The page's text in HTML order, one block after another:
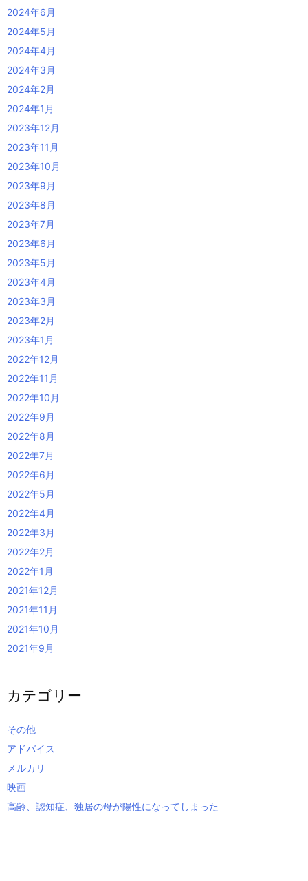
2024年6月
2024年5月
2024年4月
2024年3月
2024年2月
2024年1月
2023年12月
2023年11月
2023年10月
2023年9月
2023年8月
2023年7月
2023年6月
2023年5月
2023年4月
2023年3月
2023年2月
2023年1月
2022年12月
2022年11月
2022年10月
2022年9月
2022年8月
2022年7月
2022年6月
2022年5月
2022年4月
2022年3月
2022年2月
2022年1月
2021年12月
2021年11月
2021年10月
2021年9月
カテゴリー
その他
アドバイス
メルカリ
映画
高齢、認知症、独居の母が陽性になってしまった